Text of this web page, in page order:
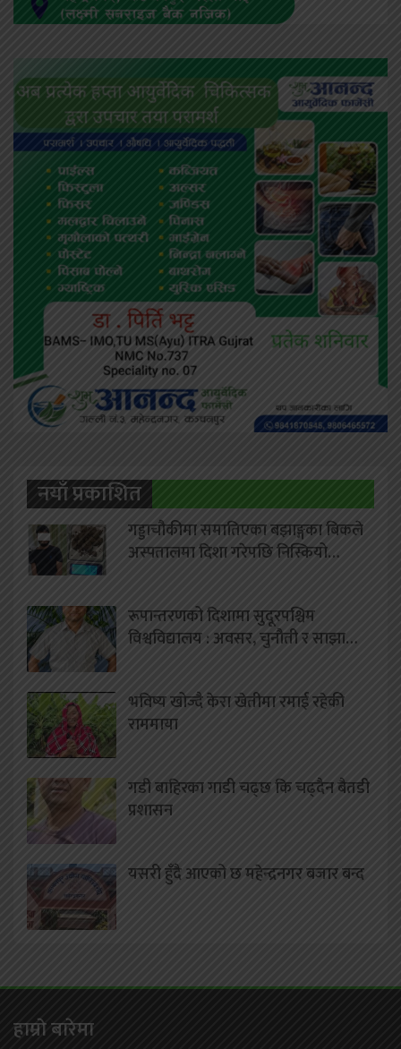
नयाँ प्रकाशित
गड्डाचौकीमा समातिएका बझाङ्गका बिकले
अस्पतालमा दिशा गरेपछि निस्कियो…
रूपान्तरणको दिशामा सुदूरपश्चिम
विश्वविद्यालय : अवसर, चुनौती र साझा…
भविष्य खोज्दै केरा खेतीमा रमाई रहेकी
राममाया
गडी बाहिरका गाडी चढ्छ कि चढ्दैन बैतडी
प्रशासन
यसरी हुँदै आएको छ महेन्द्रनगर बजार बन्द
हाम्राे बारेमा